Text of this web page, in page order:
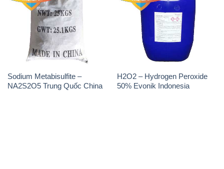
Sodium Metabisulfite –
NA2S2O5 Trung Quốc China
H2O2 – Hydrogen Peroxide
50% Evonik Indonesia